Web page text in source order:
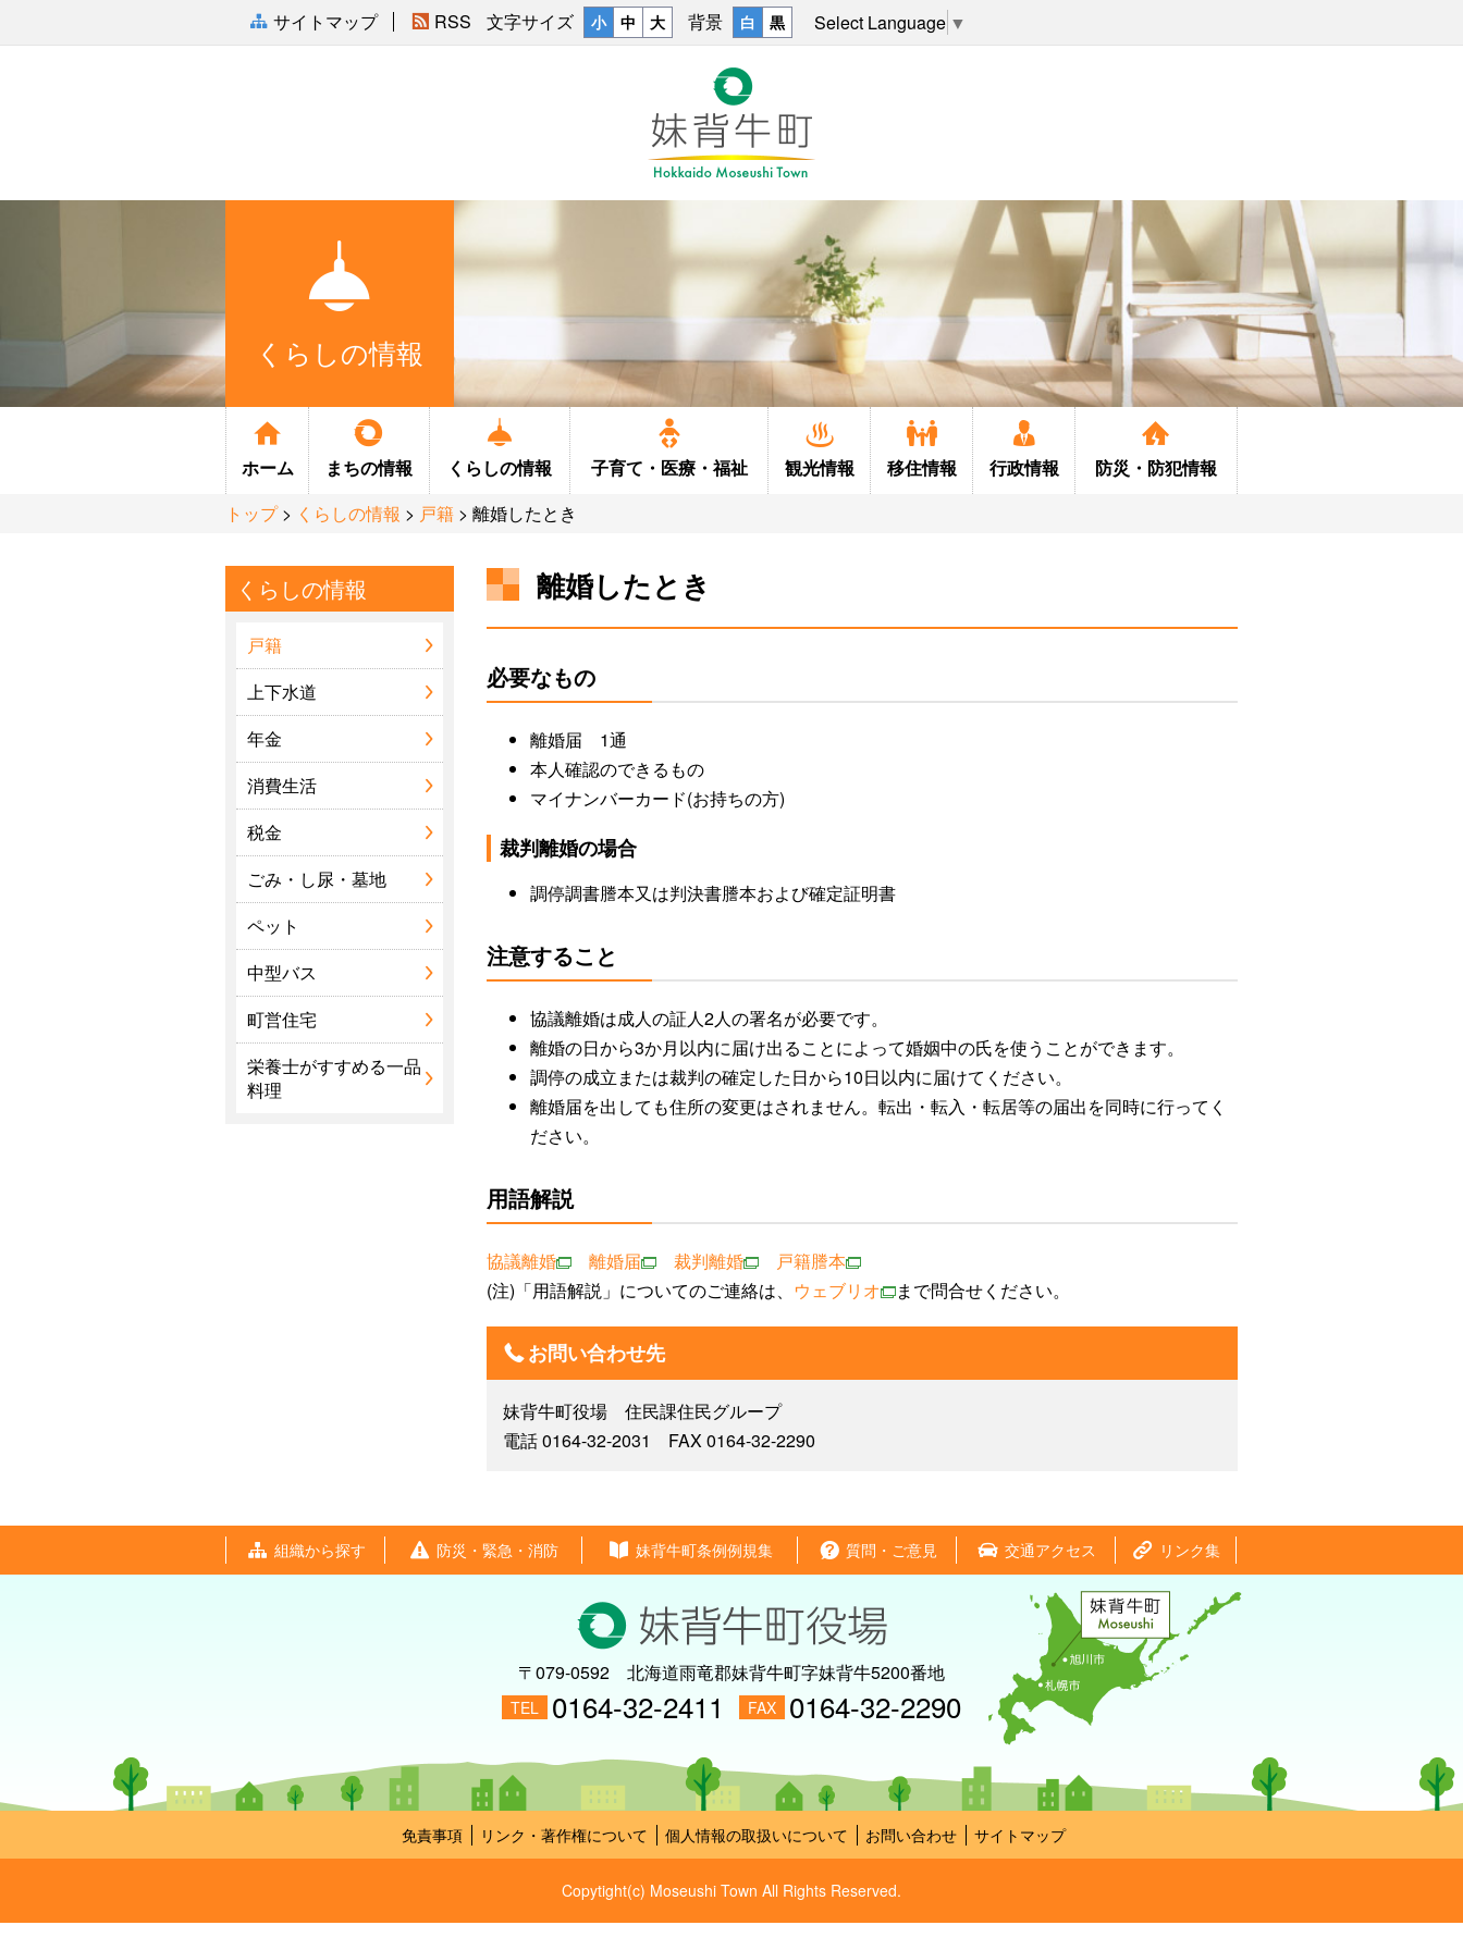
サイトマップ RSS 文字サイズ 小 中 大 背景 白 黒 Select Language ▼
くらしの情報
ホーム まちの情報
ふるさとマップ キャラクター 公園
ふるさと会
整備検討委員会
文化施設 スポーツ施設
くらしの情報
戸籍 上下水道 年金
税金
町営住宅
子育て・ 医療・福祉
結婚 子育て 医療
観光情報
観光情報 特産品
移住情報
移住・定住情報 定住対策
行政情報
各種計画書等関係
防災・ 防犯情報
緊急情報
トップ> くらしの情報 > 戸籍 > 離婚したとき
離婚したとき
必要なもの
離婚届 1通
本人確認のできるもの
マイナンバーカード(お持ちの方)
裁判離婚の場合
調停調書謄本又は判決書謄本および確定証明書
注意すること
協議離婚は成人の証人2人の署名が必要です。
離婚の日から3か月以内に届け出ることによって婚姻中の氏を使うことができます。
調停の成立または裁判の確定した日から10日以内に届けてください。
離婚届を出しても住所の変更はされません。転出・転入・転居等の届出を同時に行ってく
ださい。
用語解説
協議離婚 離婚届 裁判離婚
戸籍謄本
(注)「用語解説」についてのご連絡は、 ウェブリオ まで問合せください。
お問い合わせ先
妹背牛町役場 住民課住民グループ
電話 0164-32-2031 FAX 0164-32-2290
くらしの情報
戸籍
上下水道
年金
消費生活
税金
ごみ・し尿・墓地
ペット
中型バス
町営住宅
栄養士がすすめる一品
料理
組織から探す 防災・緊急・消防 妹背牛町条例例規集 質問・ご意見 交通アクセス リンク集
〒079-0592 北海道雨竜郡妹背牛町字妹背牛5200番地
TEL 0164-32-2411 FAX 0164-32-2290
免責事項 リンク・著作権について 個人情報の取扱いについて お問い合わせ サイトマップ
Copytight(c) Moseushi Town All Rights Reserved.